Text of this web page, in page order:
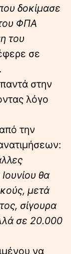
δοκίμασε
ΦΠΑ
του
σε
στην
λόγο
την
θα
μετά
σίγουρα
σε 20.000
να